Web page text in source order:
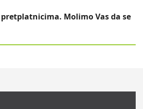
Molimo Vas da se